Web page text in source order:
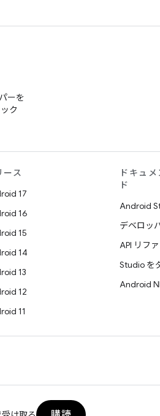
ーを
ク
ース
17
16
15
14
13
12
11
ドキュ
ド
Android
デベロッ
API リフ
Studio を
Android